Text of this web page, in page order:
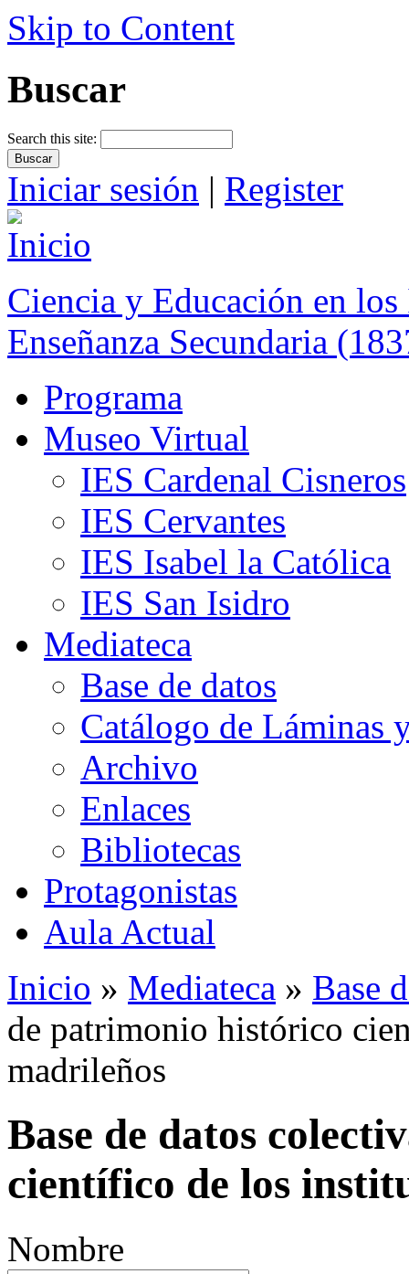
Skip to Content
Buscar
Search this site:
Iniciar sesión | Register
Ciencia y Educación en
Enseñanza Secundaria
Programa
Museo Virtual
IES Cardenal Cisneros
IES Cervantes
IES Isabel la Católica
IES San Isidro
Mediateca
Base de datos
Catálogo de Láminas
Archivo
Enlaces
Bibliotecas
Protagonistas
Aula Actual
Inicio » Mediateca » Base
de patrimonio histórico
madrileños
Base de datos
científico de los
Nombre